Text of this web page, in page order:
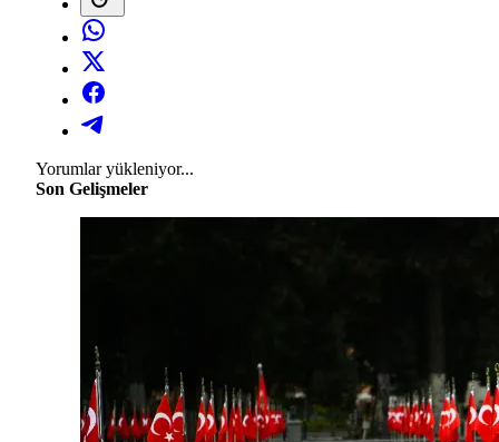
Yorumlar yükleniyor...
Son Gelişmeler